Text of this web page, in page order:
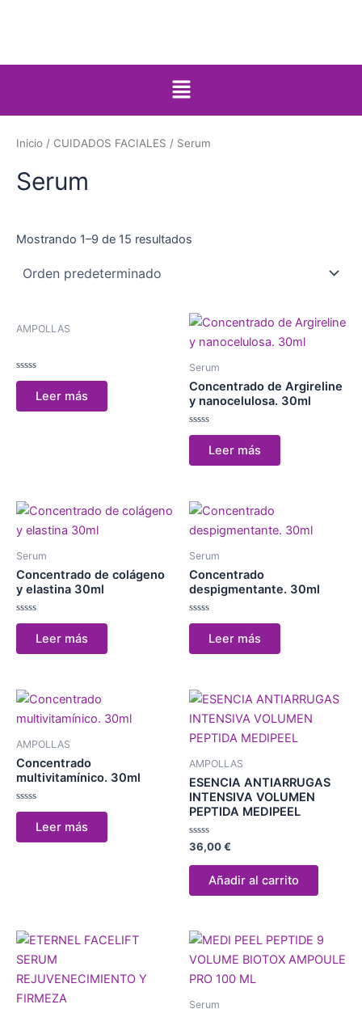
Menú
Inicio / CUIDADOS FACIALES / Serum
Serum
Mostrando 1–9 de 15 resultados
AMPOLLAS
Valorado
de
Leer más
Serum
Concentrado de Argireline
y nanocelulosa. 30ml
Valorado
de
Leer más
Serum
Concentrado de colágeno
y elastina 30ml
Valorado
de
Leer más
Serum
Concentrado
despigmentante. 30ml
Valorado
de
Leer más
AMPOLLAS
Concentrado
multivitamínico. 30ml
Valorado
de
Leer más
AMPOLLAS
ESENCIA ANTIARRUGAS
INTENSIVA VOLUMEN
PEPTIDA MEDIPEEL
Valorado
con
0
36,00€
Añadir al carrito
Serum